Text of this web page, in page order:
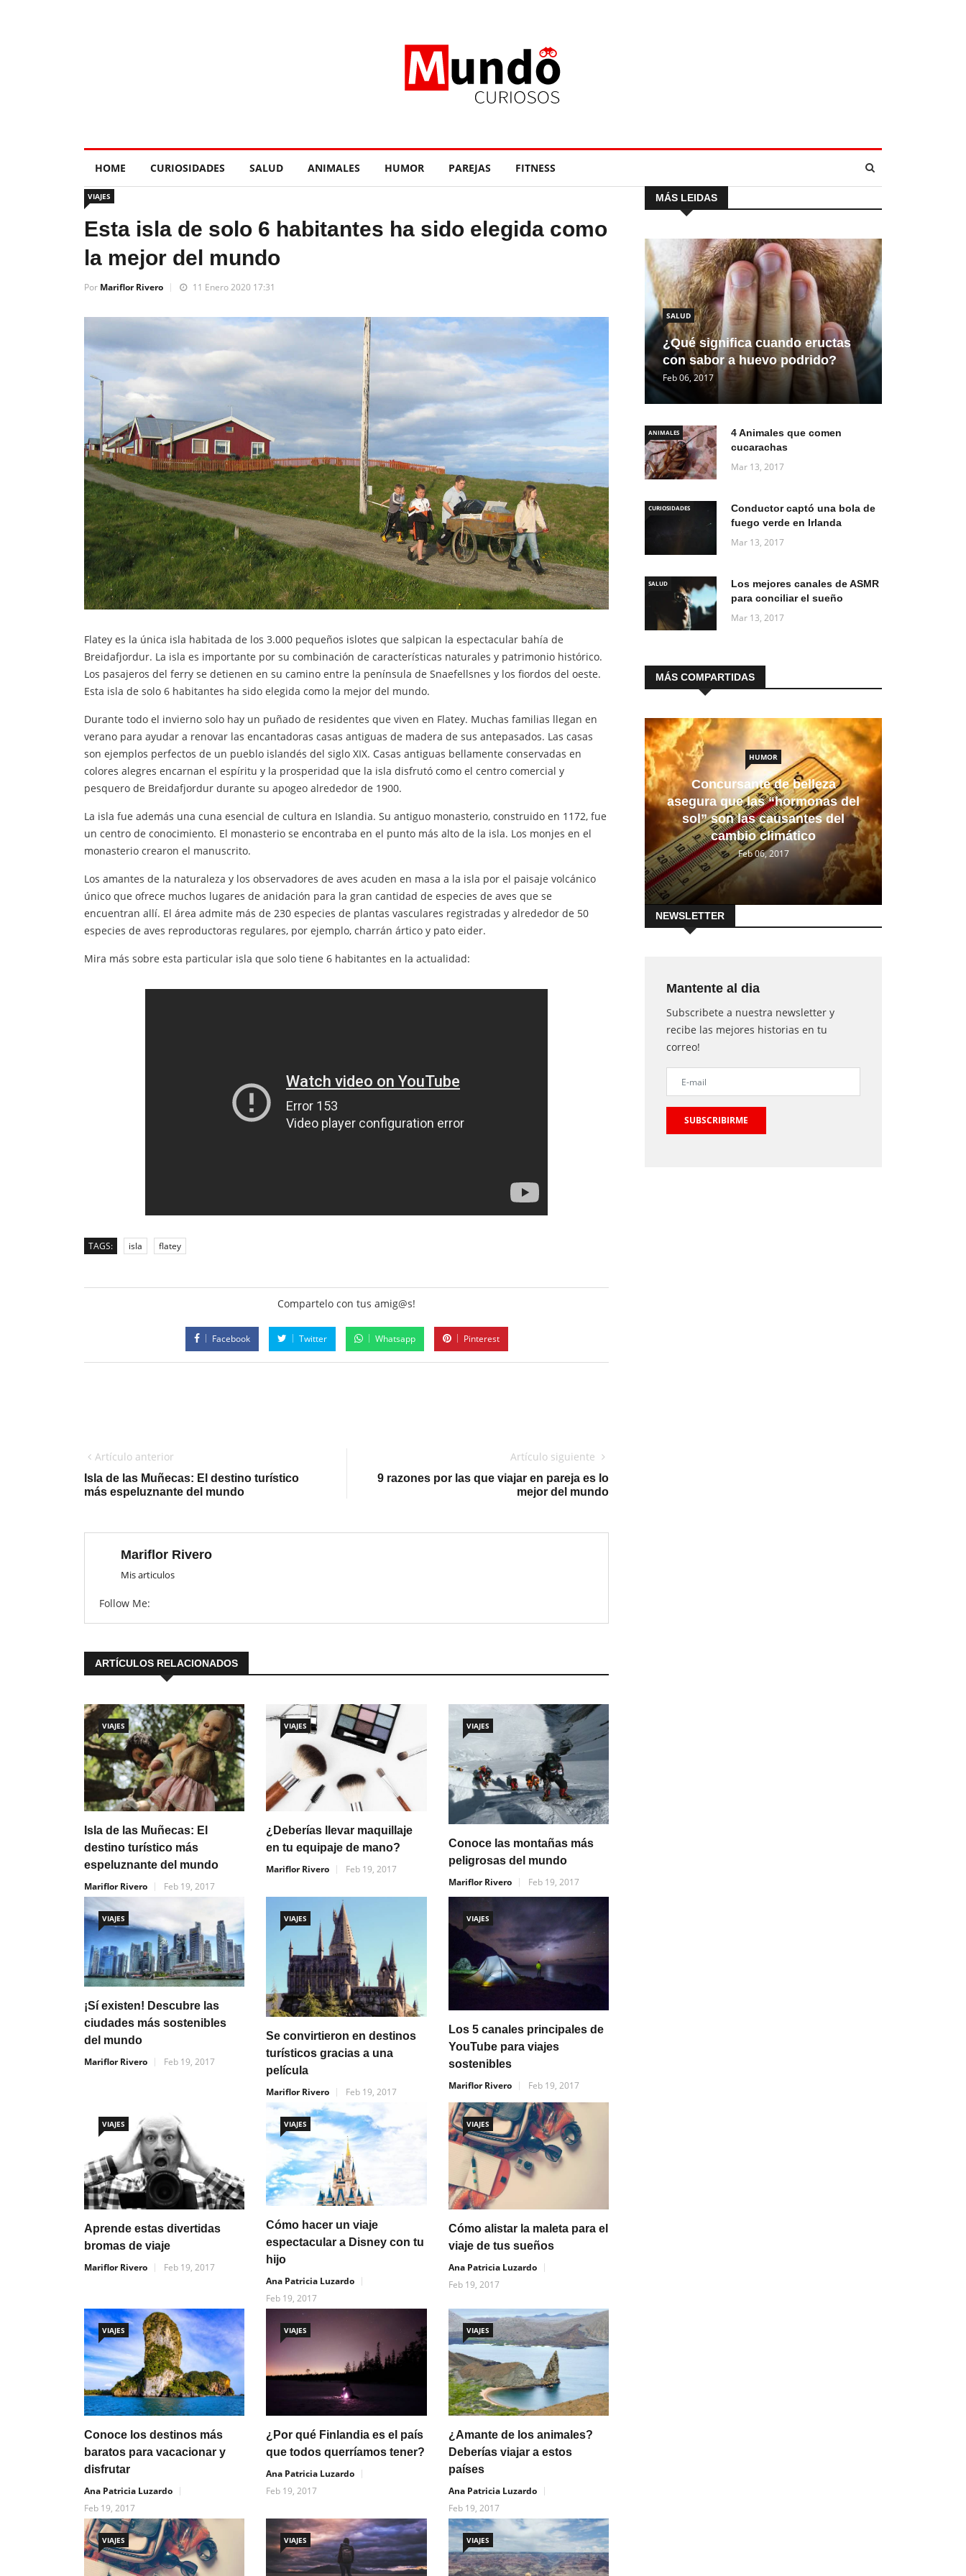
HOME CURIOSIDADES SALUD ANIMALES HUMOR PAREJAS FITNESS
VIAJES
Esta isla de solo 6 habitantes ha sido elegida como
la mejor del mundo
Por Mariflor Rivero 11 Enero 2020 17:31
Flatey es la única isla habitada de los 3.000 pequeños islotes que salpican la espectacular bahía de
Breidafjordur. La isla es importante por su combinación de características naturales y patrimonio histórico.
Los pasajeros del ferry se detienen en su camino entre la península de Snaefellsnes y los fiordos del oeste.
Esta isla de solo 6 habitantes ha sido elegida como la mejor del mundo.
Durante todo el invierno solo hay un puñado de residentes que viven en Flatey. Muchas familias llegan en
verano para ayudar a renovar las encantadoras casas antiguas de madera de sus antepasados. Las casas
son ejemplos perfectos de un pueblo islandés del siglo XIX. Casas antiguas bellamente conservadas en
colores alegres encarnan el espíritu y la prosperidad que la isla disfrutó como el centro comercial y
pesquero de Breidafjordur durante su apogeo alrededor de 1900.
La isla fue además una cuna esencial de cultura en Islandia. Su antiguo monasterio, construido en 1172, fue
un centro de conocimiento. El monasterio se encontraba en el punto más alto de la isla. Los monjes en el
monasterio crearon el manuscrito.
Los amantes de la naturaleza y los observadores de aves acuden en masa a la isla por el paisaje volcánico
único que ofrece muchos lugares de anidación para la gran cantidad de especies de aves que se
encuentran allí. El área admite más de 230 especies de plantas vasculares registradas y alrededor de 50
especies de aves reproductoras regulares, por ejemplo, charrán ártico y pato eider.
Mira más sobre esta particular isla que solo tiene 6 habitantes en la actualidad:
TAGS: isla flatey
Compartelo con tus amig@s!
Facebook Twitter Whatsapp Pinterest
Artículo anterior
Isla de las Muñecas: El destino turístico
más espeluznante del mundo
Artículo siguiente
9 razones por las que viajar en pareja es lo
mejor del mundo
Mariflor Rivero
Mis articulos
Follow Me:
ARTÍCULOS RELACIONADOS
VIAJES
Isla de las Muñecas: El
destino turístico más
espeluznante del mundo
Mariflor Rivero
Feb 19, 2017
VIAJES
¿Deberías llevar maquillaje
en tu equipaje de mano?
Mariflor Rivero
Feb 19, 2017
VIAJES
Conoce las montañas más
peligrosas del mundo
Mariflor Rivero
Feb 19, 2017
VIAJES
¡Sí existen! Descubre las
ciudades más sostenibles
del mundo
Mariflor Rivero
Feb 19, 2017
VIAJES
Se convirtieron en destinos
turísticos gracias a una
película
Mariflor Rivero
Feb 19, 2017
VIAJES
Los 5 canales principales de
YouTube para viajes
sostenibles
Mariflor Rivero
Feb 19, 2017
VIAJES
Aprende estas divertidas
bromas de viaje
Mariflor Rivero
Feb 19, 2017
VIAJES
Cómo hacer un viaje
espectacular a Disney con tu
hijo
Ana Patricia Luzardo
Feb 19, 2017
VIAJES
Cómo alistar la maleta para el
viaje de tus sueños
Ana Patricia Luzardo
Feb 19, 2017
VIAJES
Conoce los destinos más
baratos para vacacionar y
disfrutar
Ana Patricia Luzardo
Feb 19, 2017
VIAJES
¿Por qué Finlandia es el país
que todos querríamos tener?
Ana Patricia Luzardo
Feb 19, 2017
VIAJES
¿Amante de los animales?
Deberías viajar a estos
países
Ana Patricia Luzardo
Feb 19, 2017
VIAJES VIAJES VIAJES
MÁS LEIDAS
SALUD
¿Qué significa cuando eructas
con sabor a huevo podrido?
Feb 06, 2017
ANIMALES
4 Animales que comen
cucarachas
Mar 13, 2017
CURIOSIDADES
Conductor captó una bola de
fuego verde en Irlanda
Mar 13, 2017
SALUD
Los mejores canales de ASMR
para conciliar el sueño
Mar 13, 2017
MÁS COMPARTIDAS
HUMOR
Concursante de belleza
asegura que las “hormonas del
sol” son las causantes del
cambio climático
Feb 06, 2017
NEWSLETTER
Mantente al dia
Subscribete a nuestra newsletter y
recibe las mejores historias en tu
correo!
SUBSCRIBIRME